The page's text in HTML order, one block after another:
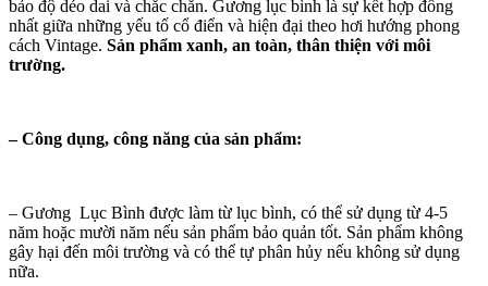
bảo độ dẻo dai và chắc chắn. Gương lục bình là sự kết hợp đồng
nhất giữa những yếu tố cổ điển và hiện đại theo hơi hướng phong
cách Vintage. Sản phẩm xanh, an toàn, thân thiện với môi
trường.
–Công dụng, công năng của sản phẩm:
– Gương Lục Bình được làm từ lục bình, có thể sử dụng từ 4-5
năm hoặc mười năm nếu sản phẩm bảo quản tốt. Sản phẩm không
gây hại đến môi trường và có thể tự phân hủy nếu không sử dụng
nữa.